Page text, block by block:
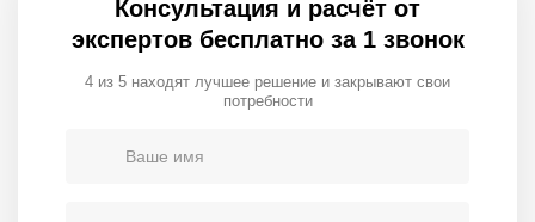
Консультация и расчёт от
экспертов бесплатно за 1 звонок
4 из 5 находят лучшее решение и закрывают свои
потребности